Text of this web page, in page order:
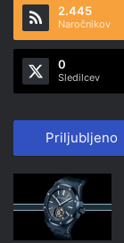
2.445
Naročnikov
0
Sledilcev
Priljubljeno